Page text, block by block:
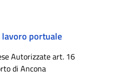
portuale
Autorizzate art. 16
di Ancona